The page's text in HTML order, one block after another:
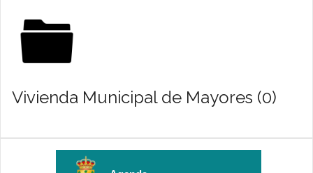
Vivienda Municipal de Mayores (0)